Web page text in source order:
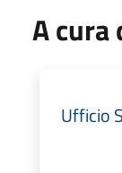
A cura
Ufficio